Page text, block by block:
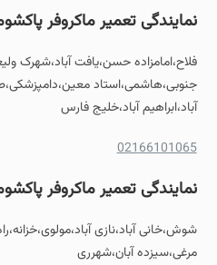
نمایندگی تعمیر ماکروفر
فلاح،امامزاده حسن،یافت آباد،شهرک
جنوبی،هاشمی،استاد
آباد،ابراهیم آباد،خلیج فارس
02166101065
نمایندگی تعمیر ماکروفر
شوش،خانی آباد،نازی
مرغی،سیزده آبان،شهرری